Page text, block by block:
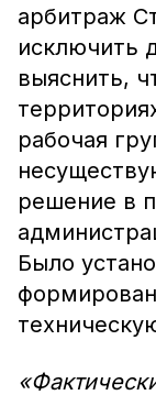
арбитраж
исключить
выяснить,
рабочая
решение в
Было